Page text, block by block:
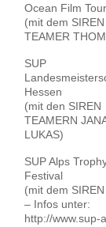
Ocean Film Tour
(mit dem SIREN
TEAMER
SUP
Hessen
(mit den SIREN
TEAMERN
LUKAS)
SUP Alps
Festival
(mit dem
– Infos unter:
http://www.sup-